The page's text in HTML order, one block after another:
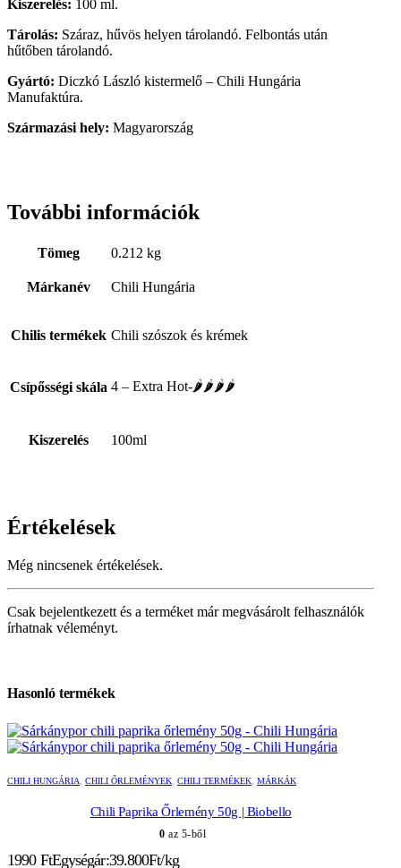
Kiszerelés: 100 ml.
Tárolás: Száraz, hűvös helyen tárolandó. Felbontás után
hűtőben tárolandó.
Gyártó: Diczkó László kistermelő – Chili Hungária
Manufaktúra.
Származási hely: Magyarország
További információk
Tömeg 0.212 kg
Márkanév Chili Hungária
Chilis termékek Chili szószok és krémek
Csípősségi skála 4 – Extra Hot-🌶🌶🌶🌶
Kiszerelés 100ml
Értékelések
Még nincsenek értékelések.
Csak bejelentkezett és a terméket már megvásárolt felhasználók
írhatnak véleményt.
Hasonló termékek
CHILI HUNGÁRIA, CHILI ŐRLEMÉNYEK, CHILI TERMÉKEK, MÁRKÁK
Chili Paprika Őrlemény 50g | Biobello
0 az 5-ből
1990 FtEgységár:39.800Ft/kg